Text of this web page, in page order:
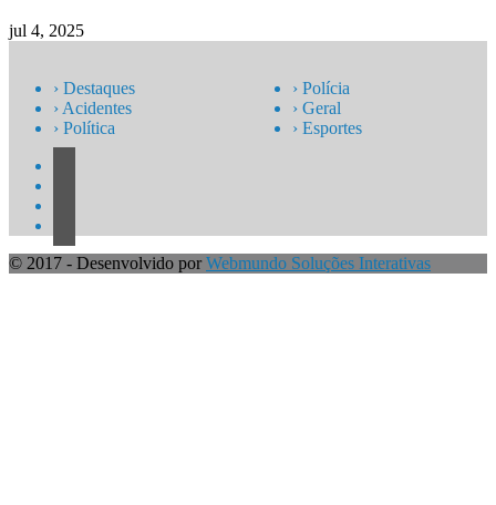
jul 4, 2025
› Destaques
› Acidentes
› Política
› Polícia
› Geral
› Esportes
© 2017 - Desenvolvido porWebmundo Soluções Interativas